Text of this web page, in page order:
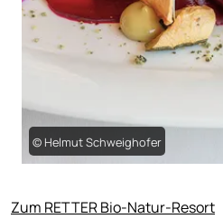
© Helmut Schweighofer
Zum RETTER Bio-Natur-Resort